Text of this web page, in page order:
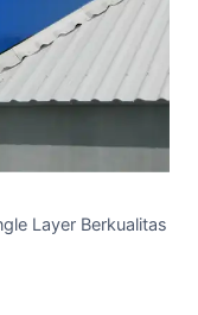
Layer Berkualitas